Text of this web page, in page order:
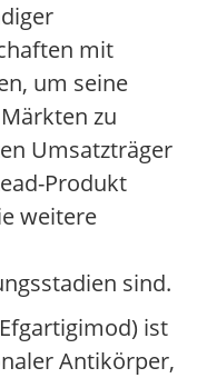
mit
um seine
zu
Umsatzträger
Produkt
weitere
sind.
ist
Antikörper,